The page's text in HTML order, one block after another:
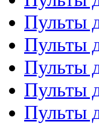
Пульты
Пульты
Пульты
Пульты
Пульты